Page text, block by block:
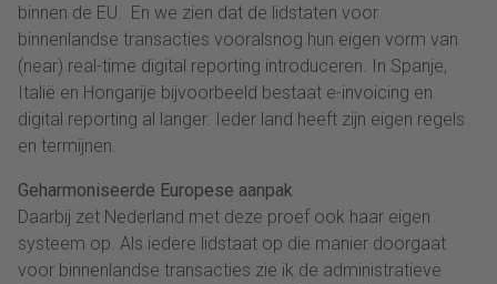
binnen de EU. En we zien dat de lidstaten voor
binnenlandse transacties vooralsnog hun eigen vorm van
(near) real-time digital reporting introduceren. In Spanje,
Italië en Hongarije bijvoorbeeld bestaat e-invoicing en
digital reporting al langer. Ieder land heeft zijn eigen regels
en termijnen.
Geharmoniseerde Europese aanpak
Daarbij zet Nederland met deze proef ook haar eigen
systeem op. Als iedere lidstaat op die manier doorgaat
voor binnenlandse transacties zie ik de administratieve